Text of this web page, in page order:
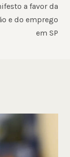
a favor da
e do emprego
em SP